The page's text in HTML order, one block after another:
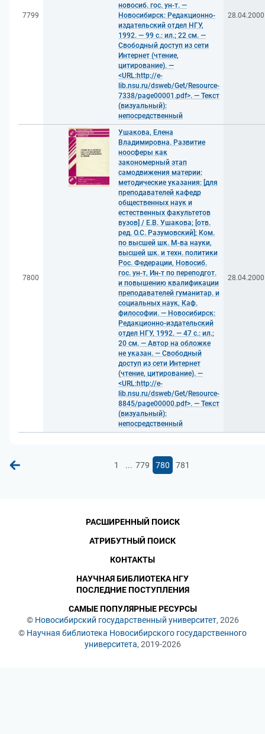
7799
новосиб. гос. ун-т. —
Новосибирск: Редакционно-
издательский отдел НГУ,
1992. — 99 с.: ил.; 22 см. —
Свободный доступ из сети
Интернет (чтение,
цитирование). —
<URL:http://e-
lib.nsu.ru/dsweb/Get/Resource-
7338/page00001.pdf>. — Текст
(визуальный):
непосредственный
28.04.2000
7800
Ушакова, Елена
Владимировна. Развитие
ноосферы как
закономерный этап
самодвижения материи:
методические указания: [для
преподавателей кафедр
общественных наук и
естественных факультетов
вузов] / Е.В. Ушакова; [отв.
ред. О.С. Разумовский]; Ком.
по высшей шк. М-ва науки,
высшей шк. и техн. политики
Рос. Федерации, Новосиб.
гос. ун-т, Ин-т по переподгот.
и повышению квалификации
преподавателей гуманитар. и
социальных наук, Каф.
философии. — Новосибирск:
Редакционно-издательский
отдел НГУ, 1992. — 47 с.: ил.;
20 см. — Автор на обложке
не указан. — Свободный
доступ из сети Интернет
(чтение, цитирование). —
<URL:http://e-
lib.nsu.ru/dsweb/Get/Resource-
8845/page00000.pdf>. — Текст
(визуальный):
непосредственный
28.04.2000
1 ... 779 780 781
© Новосибирский государственный университет, 2026
© Научная библиотека Новосибирского государственного
университета, 2019-2026
РАСШИРЕННЫЙ ПОИСК
АТРИБУТНЫЙ ПОИСК
КОНТАКТЫ
НАУЧНАЯ БИБЛИОТЕКА НГУ
ПОСЛЕДНИЕ ПОСТУПЛЕНИЯ
САМЫЕ ПОПУЛЯРНЫЕ РЕСУРСЫ